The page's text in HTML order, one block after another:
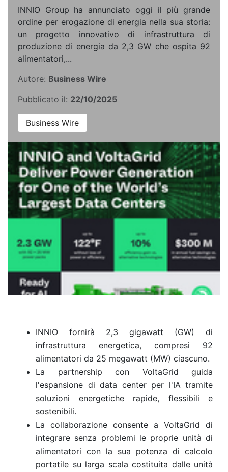
INNIO Group ha annunciato oggi il più grande
ordine per erogazione di energia nella sua storia:
un progetto innovativo di infrastruttura di
produzione di energia da 2,3 GW che ospita 92
alimentatori,...
Autore: Business Wire
Pubblicato il: 22/10/2025
Business Wire
INNIO fornirà 2,3 gigawatt (GW) di
infrastruttura energetica, compresi 92
alimentatori da 25 megawatt (MW) ciascuno.
La partnership con VoltaGrid guida
l'espansione di data center per l'IA tramite
soluzioni energetiche rapide, flessibili e
sostenibili.
La collaborazione consente a VoltaGrid di
integrare senza problemi le proprie unità di
alimentatori con la sua potenza di calcolo
portatile su larga scala costituita dalle unità